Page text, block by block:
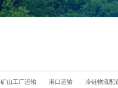
矿山工厂运输 港口运输 冷链物流配